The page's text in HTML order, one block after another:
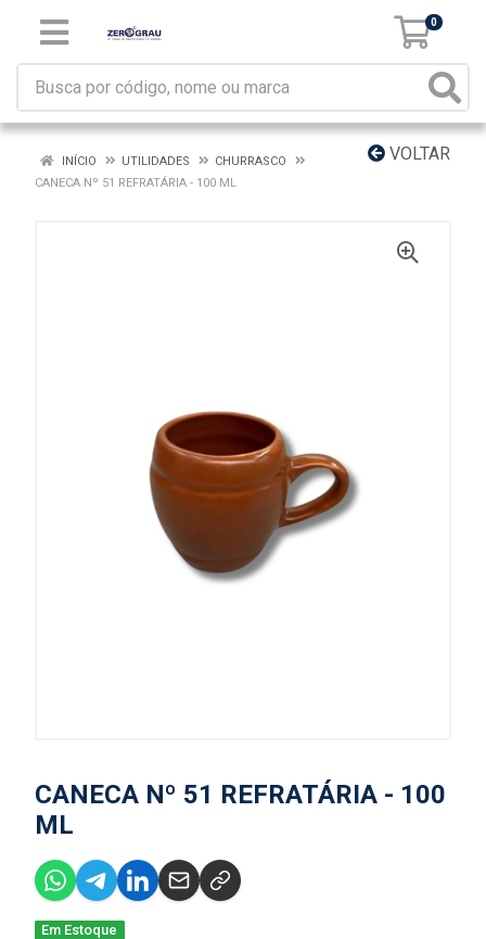
0
VOLTAR
INÍCIO UTILIDADES
CHURRASCO
CANECA Nº 51 REFRATÁRIA - 100 ML
CANECA Nº 51 REFRATÁRIA - 100
ML
Em Estoque